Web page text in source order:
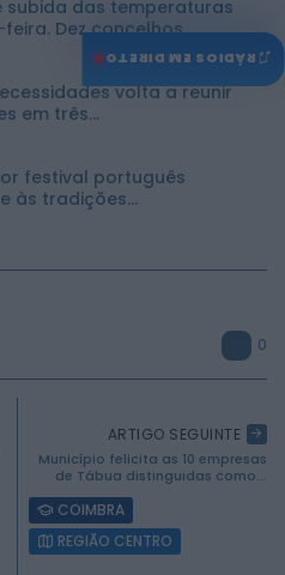
os direitos reservados.
subida das temperaturas
Dez concelhos...
volta a reunir
em três...
festival português
às tradições...
0
ARTIGO SEGUINTE
Município felicita as 10 empresas
de Tábua distinguidas como...
COIMBRA
REGIÃO CENTRO
♫
RÁDIOS EM DIRETO